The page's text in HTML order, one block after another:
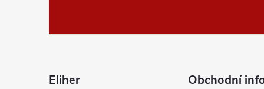
i
Eliher Obchodní